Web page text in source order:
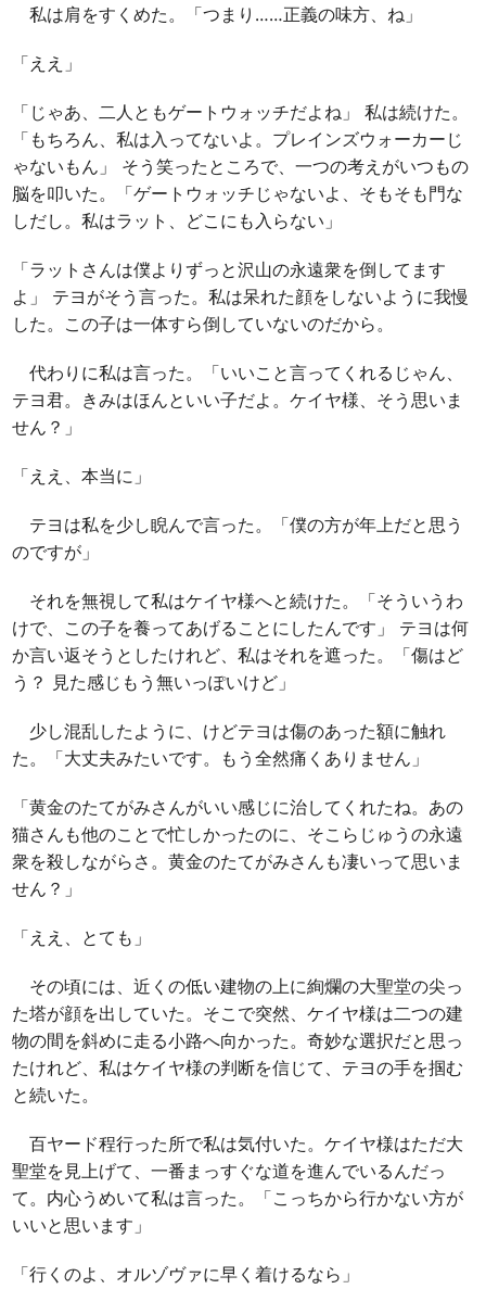
私は肩をすくめた。「つまり……正義の味方、ね」
「ええ」
「じゃあ、二人ともゲートウォッチだよね」 私は続けた。
「もちろん、私は入ってないよ。プレインズウォーカーじ
ゃないもん」 そう笑ったところで、一つの考えがいつもの
脳を叩いた。「ゲートウォッチじゃないよ、そもそも門な
しだし。私はラット、どこにも入らない」
「ラットさんは僕よりずっと沢山の永遠衆を倒してます
よ」 テヨがそう言った。私は呆れた顔をしないように我慢
した。この子は一体すら倒していないのだから。
代わりに私は言った。「いいこと言ってくれるじゃん、
テヨ君。きみはほんといい子だよ。ケイヤ様、そう思いま
せん？」
「ええ、本当に」
テヨは私を少し睨んで言った。「僕の方が年上だと思う
のですが」
それを無視して私はケイヤ様へと続けた。「そういうわ
けで、この子を養ってあげることにしたんです」 テヨは何
か言い返そうとしたけれど、私はそれを遮った。「傷はど
う？ 見た感じもう無いっぽいけど」
少し混乱したように、けどテヨは傷のあった額に触れ
た。「大丈夫みたいです。もう全然痛くありません」
「黄金のたてがみさんがいい感じに治してくれたね。あの
猫さんも他のことで忙しかったのに、そこらじゅうの永遠
衆を殺しながらさ。黄金のたてがみさんも凄いって思いま
せん？」
「ええ、とても」
その頃には、近くの低い建物の上に絢爛の大聖堂の尖っ
た塔が顔を出していた。そこで突然、ケイヤ様は二つの建
物の間を斜めに走る小路へ向かった。奇妙な選択だと思っ
たけれど、私はケイヤ様の判断を信じて、テヨの手を掴む
と続いた。
百ヤード程行った所で私は気付いた。ケイヤ様はただ大
聖堂を見上げて、一番まっすぐな道を進んでいるんだっ
て。内心うめいて私は言った。「こっちから行かない方が
いいと思います」
「行くのよ、オルゾヴァに早く着けるなら」